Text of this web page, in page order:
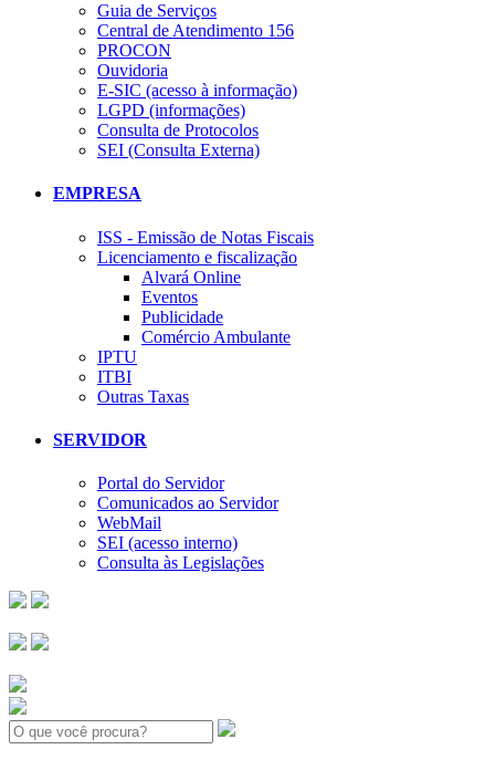
Guia de Serviços
Central de Atendimento 156
PROCON
Ouvidoria
E-SIC (acesso à informação)
LGPD (informações)
Consulta de Protocolos
SEI (Consulta Externa)
EMPRESA
ISS - Emissão de Notas Fiscais
Licenciamento e fiscalização
Alvará Online
Eventos
Publicidade
Comércio Ambulante
IPTU
ITBI
Outras Taxas
SERVIDOR
Portal do Servidor
Comunicados ao Servidor
WebMail
SEI (acesso interno)
Consulta às Legislações
Search: